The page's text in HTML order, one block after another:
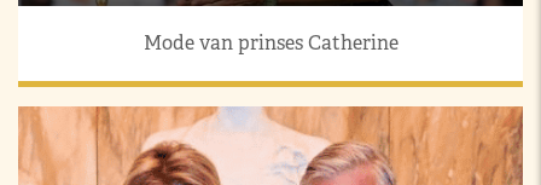
Mode van prinses Catherine